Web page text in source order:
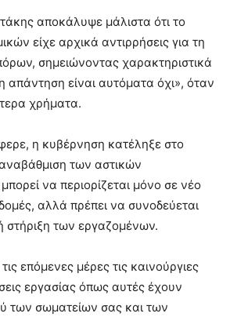
αποκάλυψε μάλιστα ότι το
είχε αρχικά αντιρρήσεις για τη
σημειώνοντας χαρακτηριστικά
απάντηση είναι αυτόματα όχι», όταν
χρήματα.
η κυβέρνηση κατέληξε στο
των αστικών
να περιορίζεται μόνο σε νέο
αλλά πρέπει να συνοδεύεται
στήριξη των εργαζομένων.
επόμενες μέρες τις καινούργιες
εργασίας όπως αυτές έχουν
των σωματείων σας και των